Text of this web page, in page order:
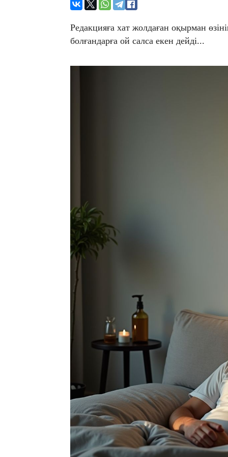
Редакцияға хат жолдаған оқырман
болғандарға ой салса екен дейді...